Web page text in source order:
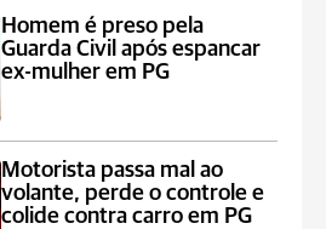
Homem é preso pela
Guarda Civil após espancar
ex-mulher em PG
Motorista passa mal ao
volante, perde o controle e
colide contra carro em PG